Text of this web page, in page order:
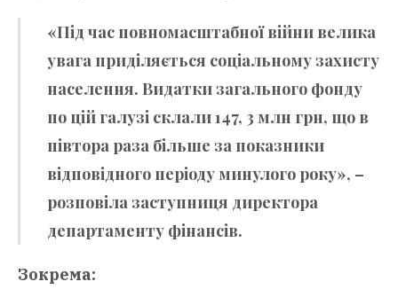
«Під час повномасштабної війни велика
увага приділяється соціальному захисту
населення. Видатки загального фонду
по цій галузі склали 147, 3 млн грн, що в
півтора раза більше за показники
відповідного періоду минулого року», –
розповіла заступниця директора
департаменту фінансів.
Зокрема: